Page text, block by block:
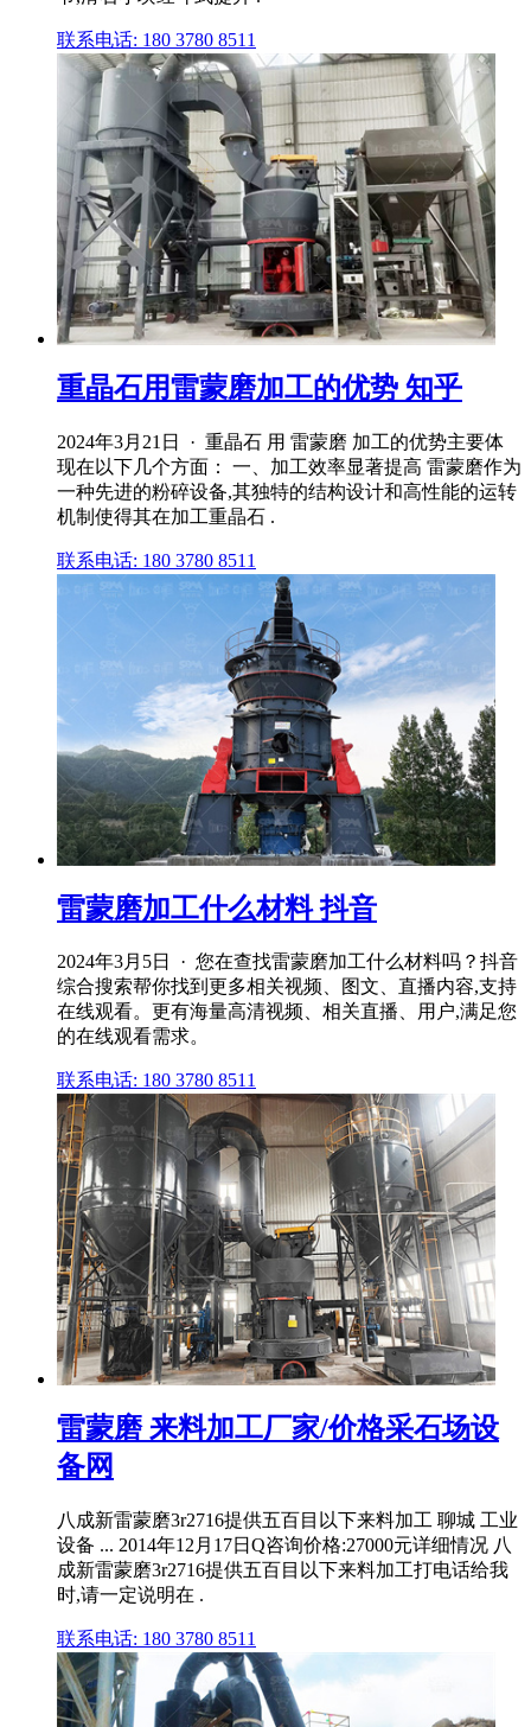
联系电话: 180 3780 8511
重晶石用雷蒙磨加工的优势 知乎
2024年3月21日 · 重晶石 用 雷蒙磨 加工的优势主要体
现在以下几个方面： 一、加工效率显著提高 雷蒙磨作为
一种先进的粉碎设备,其独特的结构设计和高性能的运转
机制使得其在加工重晶石 .
联系电话: 180 3780 8511
雷蒙磨加工什么材料 抖音
2024年3月5日 · 您在查找雷蒙磨加工什么材料吗？抖音
综合搜索帮你找到更多相关视频、图文、直播内容,支持
在线观看。更有海量高清视频、相关直播、用户,满足您
的在线观看需求。
联系电话: 180 3780 8511
雷蒙磨 来料加工厂家/价格采石场设
备网
八成新雷蒙磨3r2716提供五百目以下来料加工 聊城 工业
设备 ... 2014年12月17日Q咨询价格:27000元详细情况 八
成新雷蒙磨3r2716提供五百目以下来料加工打电话给我
时,请一定说明在 .
联系电话: 180 3780 8511